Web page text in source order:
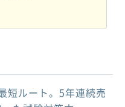
短ルート。5年連続売